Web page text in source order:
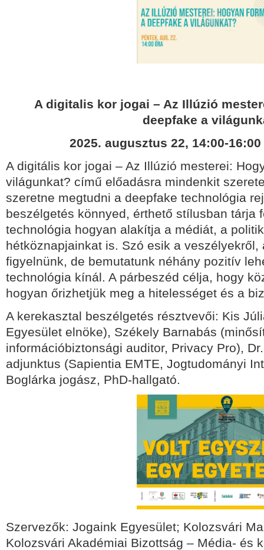
A digitalis kor jogai – Az Illúzió
deepfake a
2025. augusztus 22, 14:00-
A digitális kor jogai – Az Illúzió mesterei:
világunkat? című előadásra mindenkit
szeretne megtudni a deepfake technológia
beszélgetés könnyed, érthető stílusban tárja
technológia hogyan alakítja a médiát, a
hétköznapjainkat is. Szó esik a veszélyekről,
figyelnünk, de bemutatunk néhány pozitív
technológia kínál. A párbeszéd célja, hogy
hogyan őrizhetjük meg a hitelességet és a
A kerekasztal beszélgetés résztvevői: Kis
Egyesület elnöke), Székely Barnabás
információbiztonsági auditor, Privacy Pro),
adjunktus (Sapientia EMTE, Jogtudományi
Boglárka jogász, PhD-hallgató.
Szervezők: Jogaink Egyesület; Kolozsvári
Kolozsvári Akadémiai Bizottság – Média- és